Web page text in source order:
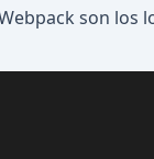
son los